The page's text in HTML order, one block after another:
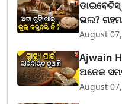
ଭଲ?
August
Ajwain
ଅନେକ
August